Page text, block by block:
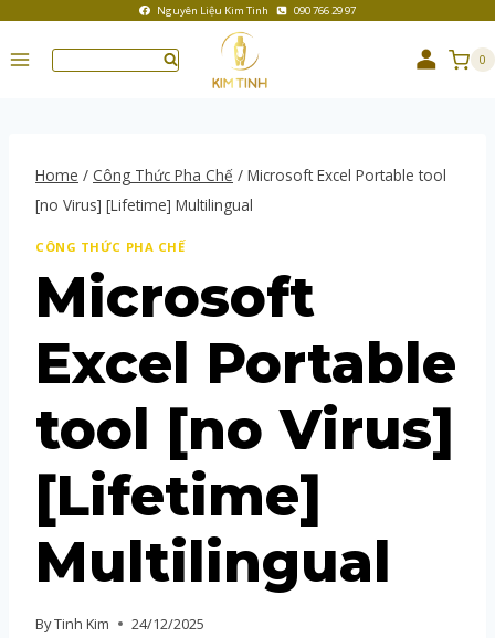
Nguyên Liệu Kim Tinh 090 766 29 97
0
Home / Công Thức Pha Chế / Microsoft Excel Portable tool
[no Virus] [Lifetime] Multilingual
CÔNG THỨC PHA CHẾ
Microsoft
Excel Portable
tool [no Virus]
[Lifetime]
Multilingual
ByTinh Kim 24/12/2025